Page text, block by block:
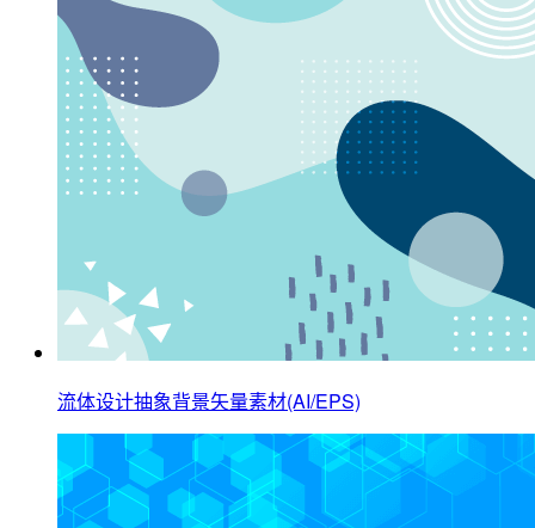
流体设计抽象背景矢量素材(AI/EPS)